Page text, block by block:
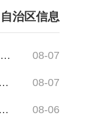
自治区信息
08-07
08-07
08-06